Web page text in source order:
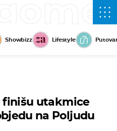
Showbizz Lifestyle
finišu utakmice
na Poljudu